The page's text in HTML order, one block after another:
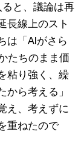
と、議論は再
長線上のスト
は「AIがさら
たちのまま価
粘り強く、繰
ら考える」
え、考えずに
重ねたので